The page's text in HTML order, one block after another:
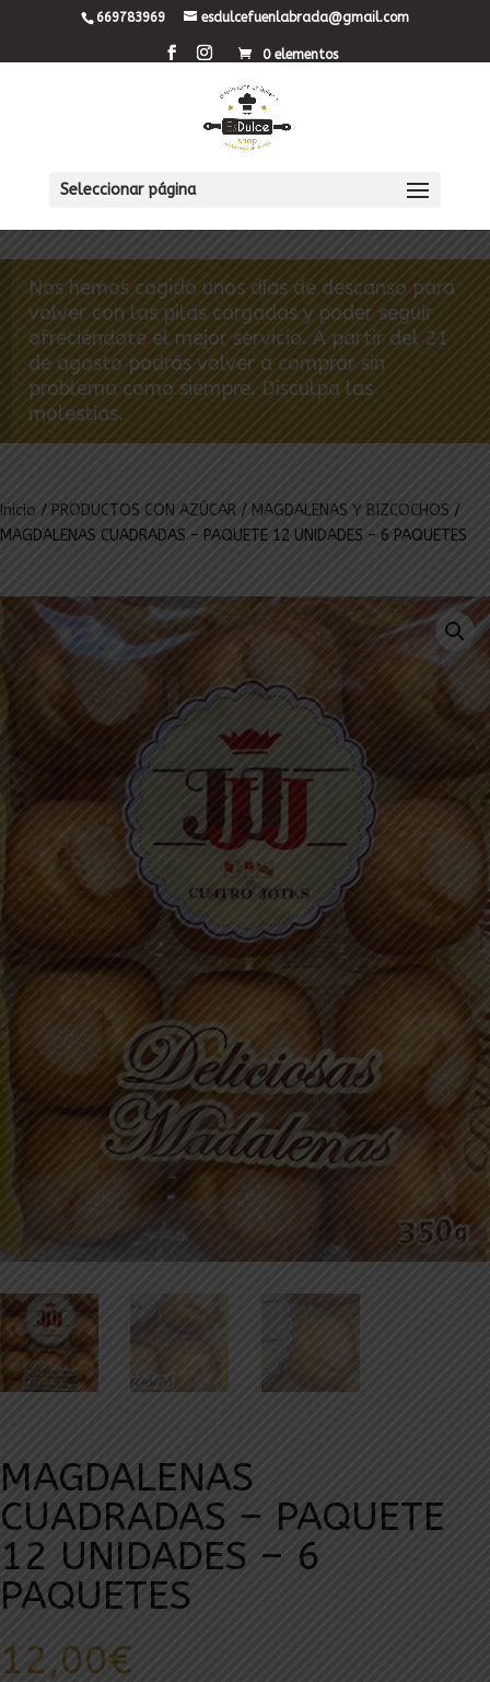
669783969 esdulcefuenlabrada@gmail.com
0 elementos
Seleccionar página
Nos hemos cogido unos días de descanso para
volver con las pilas cargadas y poder seguir
ofreciéndote el mejor servicio. A partir del 21
de agosto podrás volver a comprar sin
problema como siempre. Disculpa las
molestias.
Inicio / PRODUCTOS CON AZÚCAR / MAGDALENAS Y BIZCOCHOS /
MAGDALENAS CUADRADAS – PAQUETE 12 UNIDADES – 6 PAQUETES
MAGDALENAS
CUADRADAS – PAQUETE
12 UNIDADES – 6
PAQUETES
12,00€